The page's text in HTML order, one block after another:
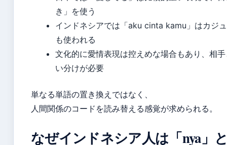
き」を使う
インドネシアでは「aku cinta kamu」はカジ
も使われる
文化的に愛情表現は控えめな場合もあり、相
い分けが必要
単なる単語の置き換えではなく、
人間関係のコードを読み替える感覚が求められる。
なぜインドネシア人は「nya」